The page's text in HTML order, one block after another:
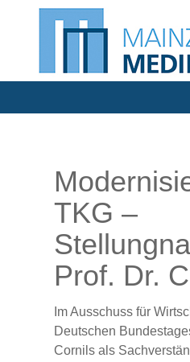
TKG –
Prof. Dr.
Im Ausschuss für
Deutschen
Cornils als